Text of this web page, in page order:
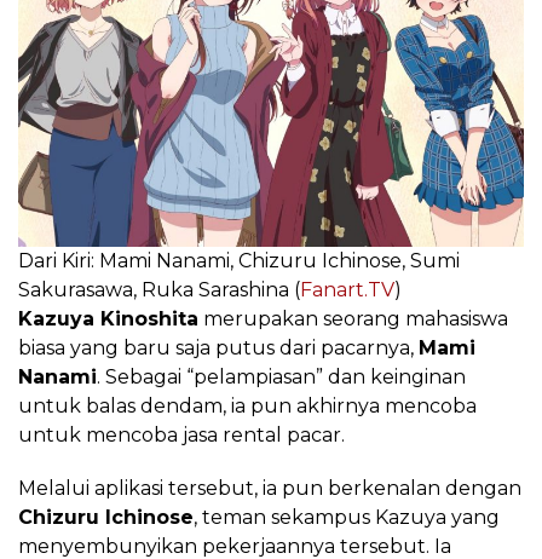
Dari Kiri: Mami Nanami, Chizuru Ichinose, Sumi
Sakurasawa, Ruka Sarashina (Fanart.TV)
Kazuya Kinoshita merupakan seorang mahasiswa
biasa yang baru saja putus dari pacarnya, Mami
Nanami. Sebagai “pelampiasan” dan keinginan
untuk balas dendam, ia pun akhirnya mencoba
untuk mencoba jasa rental pacar.
Melalui aplikasi tersebut, ia pun berkenalan dengan
Chizuru Ichinose, teman sekampus Kazuya yang
menyembunyikan pekerjaannya tersebut. Ia